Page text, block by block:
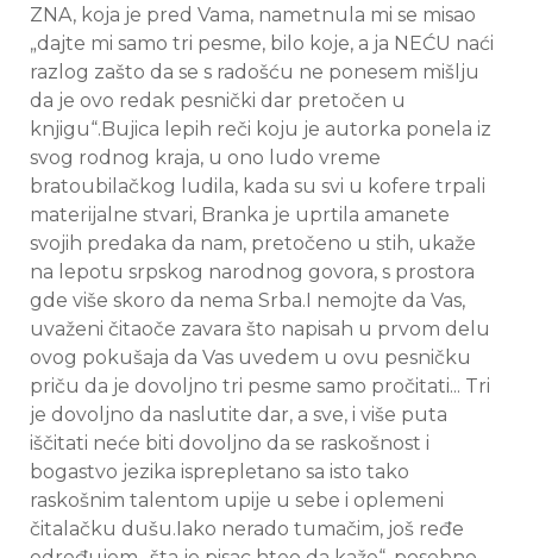
ZNA, koja je pred Vama, nametnula mi se misao
„dajte mi samo tri pesme, bilo koje, a ja NEĆU naći
razlog zašto da se s radošću ne ponesem mišlju
da je ovo redak pesnički dar pretočen u
knjigu“.Bujica lepih reči koju je autorka ponela iz
svog rodnog kraja, u ono ludo vreme
bratoubilačkog ludila, kada su svi u kofere trpali
materijalne stvari, Branka je uprtila amanete
svojih predaka da nam, pretočeno u stih, ukaže
na lepotu srpskog narodnog govora, s prostora
gde više skoro da nema Srba.I nemojte da Vas,
uvaženi čitaoče zavara što napisah u prvom delu
ovog pokušaja da Vas uvedem u ovu pesničku
priču da je dovoljno tri pesme samo pročitati... Tri
je dovoljno da naslutite dar, a sve, i više puta
iščitati neće biti dovoljno da se raskošnost i
bogastvo jezika isprepletano sa isto tako
raskošnim talentom upije u sebe i oplemeni
čitalačku dušu.Iako nerado tumačim, još ređe